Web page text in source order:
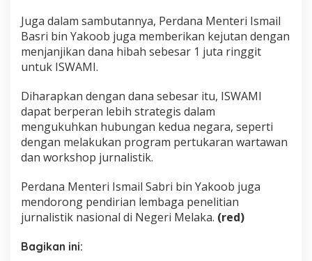
Juga dalam sambutannya, Perdana Menteri Ismail
Basri bin Yakoob juga memberikan kejutan dengan
menjanjikan dana hibah sebesar 1 juta ringgit
untuk ISWAMI.
Diharapkan dengan dana sebesar itu, ISWAMI
dapat berperan lebih strategis dalam
mengukuhkan hubungan kedua negara, seperti
dengan melakukan program pertukaran wartawan
dan workshop jurnalistik.
Perdana Menteri Ismail Sabri bin Yakoob juga
mendorong pendirian lembaga penelitian
jurnalistik nasional di Negeri Melaka. (red)
Bagikan ini: